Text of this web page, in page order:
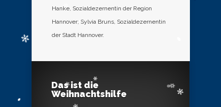
Hanke, Sozialdezernentin der Region
Hannover; Sylvia Bruns, Sozialdezernentin
der Stadt Hannover.
Das ist die
Weihnachtshilfe